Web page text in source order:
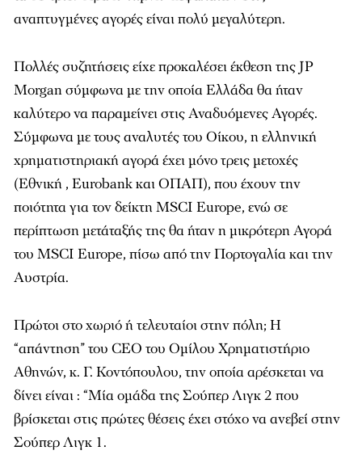
αναπτυγμένες αγορές είναι πολύ μεγαλύτερη.
Πολλές συζητήσεις είχε προκαλέσει έκθεση της JP
Morgan σύμφωνα με την οποία Ελλάδα θα ήταν
καλύτερο να παραμείνει στις Αναδυόμενες Αγορές.
Σύμφωνα με τους αναλυτές του Οίκου, η ελληνική
χρηματιστηριακή αγορά έχει μόνο τρεις μετοχές
(Εθνική , Eurobank και ΟΠΑΠ), που έχουν την
ποιότητα για τον δείκτη MSCI Europe, ενώ σε
περίπτωση μετάταξής της θα ήταν η μικρότερη Αγορά
του MSCI Europe, πίσω από την Πορτογαλία και την
Αυστρία.
Πρώτοι στο χωριό ή τελευταίοι στην πόλη; Η
“απάντηση” του CEO του Ομίλου Χρηματιστήριο
Αθηνών, κ. Γ. Κοντόπουλου, την οποία αρέσκεται να
δίνει είναι : “Μία ομάδα της Σούπερ Λιγκ 2 που
βρίσκεται στις πρώτες θέσεις έχει στόχο να ανεβεί στην
Σούπερ Λιγκ 1.